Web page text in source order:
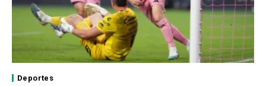
Deportes